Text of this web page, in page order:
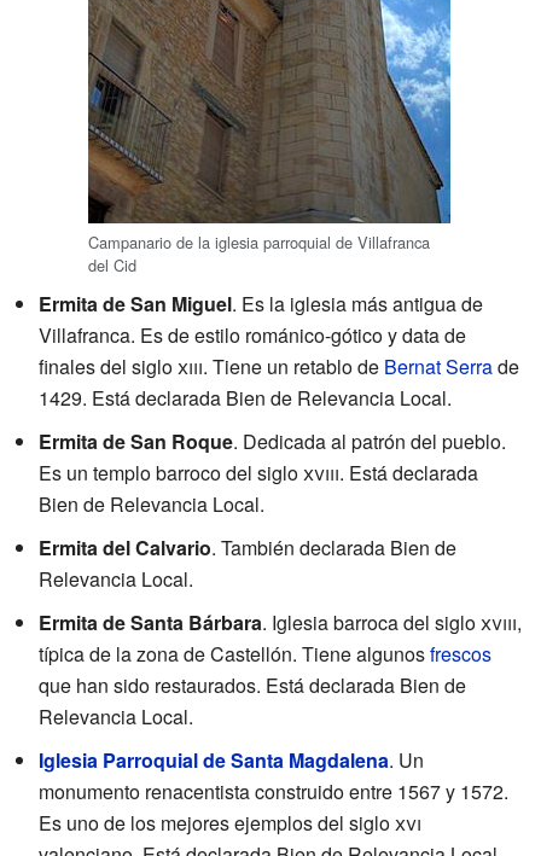
Campanario de la iglesia parroquial de Villafranca
del Cid
Ermita de San Miguel. Es la iglesia más antigua de
Villafranca. Es de estilo románico-gótico y data de
finales del sigloxiii. Tiene un retablo de Bernat Serrade
1429. Está declarada Bien de Relevancia Local.
Ermita de San Roque. Dedicada al patrón del pueblo.
Es un templo barroco del sigloxviii. Está declarada
Bien de Relevancia Local.
Ermita del Calvario. También declarada Bien de
Relevancia Local.
Ermita de Santa Bárbara. Iglesia barroca del sigloxviii,
típica de la zona de Castellón. Tiene algunosfrescos
que han sido restaurados. Está declarada Bien de
Relevancia Local.
Iglesia Parroquial de Santa Magdalena. Un
monumento renacentista construido entre 1567 y 1572.
Es uno de los mejores ejemplos del sigloxvi